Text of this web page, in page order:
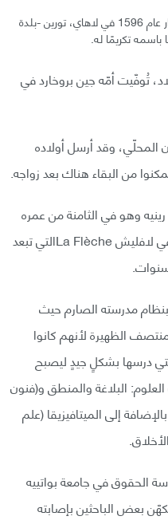
وُلد الفيلسوف رينيه ديكارت في 31 من آذار عام 1596 في لاهاي، تورين -بلدة
تكريمًا له.
تُوفّيت أمّه جين بروخارد في
المحلّي، وقد أرسل أولاده
من البقاء هناك بعد زواجه.
رينيه وهو في الثامنة من عمره
إلى مدرسة جوسوي لهينري الخامس في لافليش La Flècheالتي تبعد
بنظام مدرسته الصارم حيث
الظهيرة لأنهم كانوا
درسها بشكلٍ جيدٍ ليصبح
البلاغة والمنطق و(فنون
إلى الميتافيزيقا (علم
الحقوق في جامعة بواتييه
بعض الباحثين بإصابته